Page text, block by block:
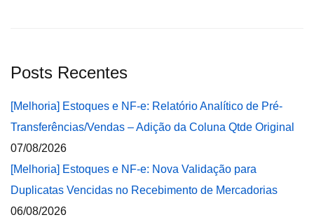
Posts Recentes
[Melhoria] Estoques e NF-e: Relatório Analítico de Pré-
Transferências/Vendas – Adição da Coluna Qtde Original
07/08/2026
[Melhoria] Estoques e NF-e: Nova Validação para
Duplicatas Vencidas no Recebimento de Mercadorias
06/08/2026